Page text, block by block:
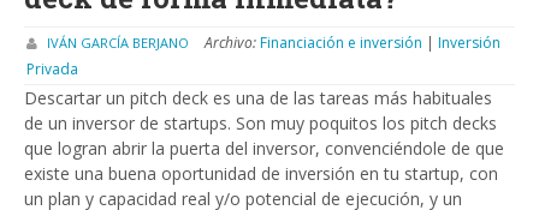
IVÁN GARCÍA BERJANO Archivo:Financiación e inversión | Inversión
Privada
Descartar un pitch deck es una de las tareas más habituales
de un inversor de startups. Son muy poquitos los pitch decks
que logran abrir la puerta del inversor, convenciéndole de que
existe una buena oportunidad de inversión en tu startup, con
un plan y capacidad real y/o potencial de ejecución, y un